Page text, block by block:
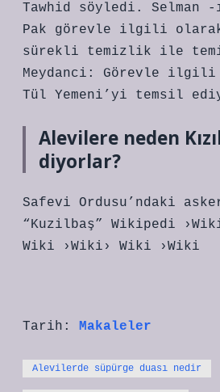
Tawhid söyledi.
Pak görevle ilgili olarak.
sürekli temizlik ile
Meydanci: Görevle ilgili
Tül Yemeni’yi temsil
Alevilere neden
diyorlar?
Safevi Ordusu’ndaki
“Kuzilbaş” Wikipedi
Wiki ›Wiki› Wiki ›Wiki
Tarih: Makaleler
Alevilerde süpürge duası nedir